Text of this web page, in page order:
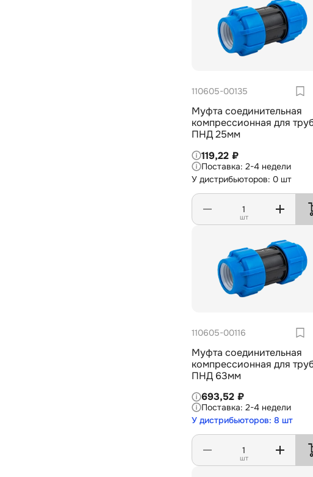
110605-00135
Муфта соединительная
компрессионная для труб
ПНД 25мм
119,22 ₽
2-4 недели
У дистрибьюторов: 0 шт
шт
110605-00116
Муфта соединительная
компрессионная для труб
ПНД 63мм
693,52 ₽
2-4 недели
У дистрибьюторов: 8 шт
шт